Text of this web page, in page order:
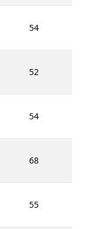
54
52
54
68
55